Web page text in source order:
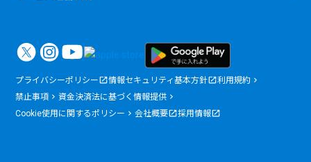
プライバシーポリシー 情報セキュリティ基本方針
利用規約
禁止事項
資金決済法に基づく情報提供
Cookie使用に関するポリシー
会社概要 採用情報